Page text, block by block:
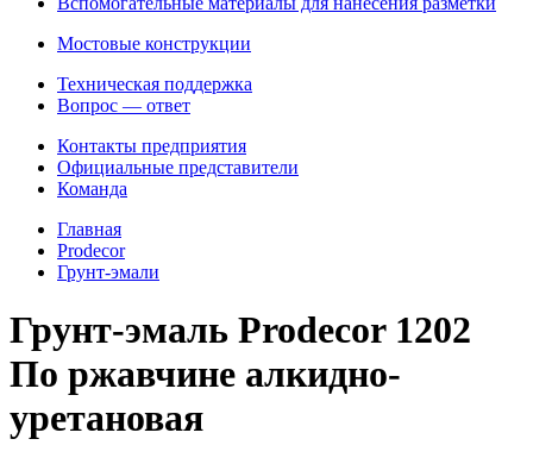
Мостовые конструкции
Техническая поддержка
Вопрос — ответ
Контакты предприятия
Официальные представители
Команда
Главная
Prodecor
Грунт-эмали
Грунт-эмаль Prodecor 1202
По ржавчине алкидно-
уретановая